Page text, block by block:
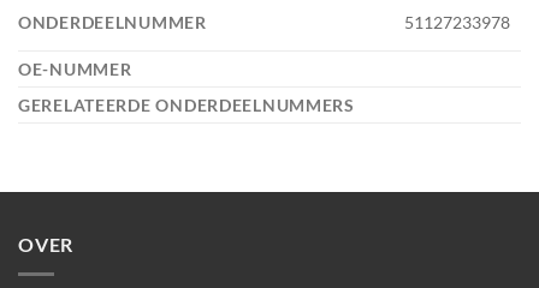
ONDERDEELNUMMER 51127233978
OE-NUMMER
GERELATEERDE ONDERDEELNUMMERS
OVER